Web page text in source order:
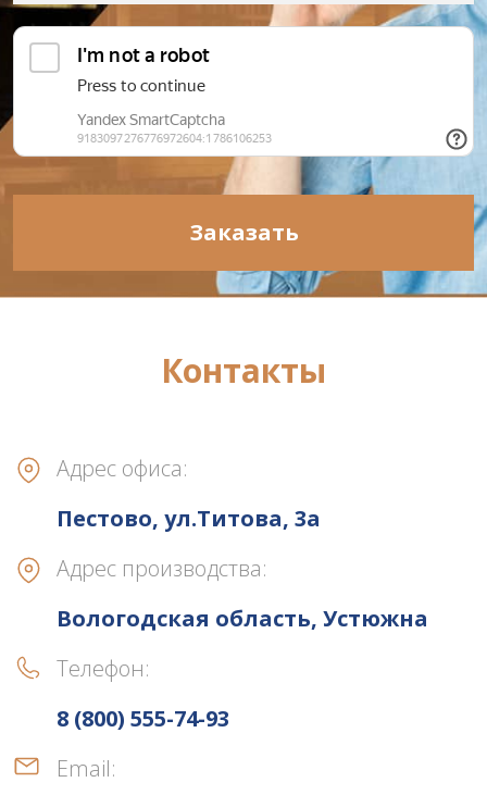
Заказать
Контакты
Адрес офиса:
Пестово, ул.Титова, 3а
Адрес производства:
Вологодская область, Устюжна
Телефон:
8 (800) 555-74-93
Email: